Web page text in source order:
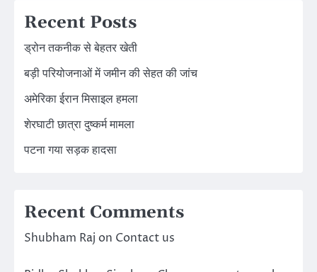
Recent Posts
ड्रोन तकनीक से बेहतर खेती
बड़ी परियोजनाओं में जमीन की सेहत की जांच
अमेरिका ईरान मिसाइल हमला
शेरघाटी छात्रा दुष्कर्म मामला
पटना गया सड़क हादसा
Recent Comments
Shubham Raj on Contact us